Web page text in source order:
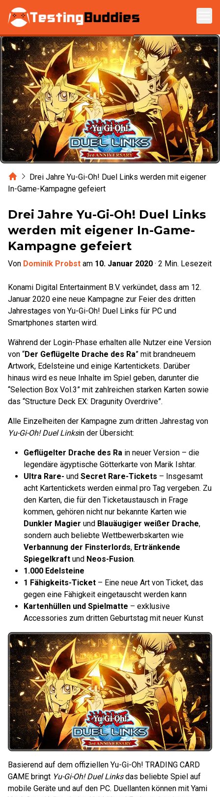
Zum Hauptinhalt springen
HomeDrei Jahre Yu-Gi-Oh! Duel Links werden mit eigener
In-Game-Kampagne gefeiert
Drei Jahre Yu-Gi-Oh! Duel Links
werden mit eigener In-Game-
Kampagne gefeiert
Von Dominik Probst am 10. Januar 2020 · 2 Min. Lesezeit
Konami Digital Entertainment B.V. verkündet, dass am 12.
Januar 2020 eine neue Kampagne zur Feier des dritten
Jahrestages von Yu-Gi-Oh! Duel Links für PC und
Smartphones starten wird.
Während der Login-Phase erhalten alle Nutzer eine Version
von “Der Geflügelte Drache des Ra” mit brandneuem
Artwork, Edelsteine und einige Kartentickets. Darüber
hinaus wird es neue Inhalte im Spiel geben, darunter die
“Selection Box Vol.3” mit zahlreichen starken Karten sowie
das “Structure Deck EX: Dragunity Overdrive”.
Alle Einzelheiten der Kampagne zum dritten Jahrestag von
Yu-Gi-Oh! Duel Linksin der Übersicht:
Geflügelter Drache des Ra in neuer Version – die
legendäre ägyptische Götterkarte von Marik Ishtar.
Ultra Rare- und Secret Rare-Tickets – Insgesamt
acht Kartentickets werden einmal pro Tag vergeben. Zu
den Karten, die für den Ticketaustausch in Frage
kommen, gehören nicht nur bekannte Karten wie
Dunkler Magier und Blauäugiger weißer Drache,
sondern auch beliebte Wettbewerbskarten wie
Verbannung der Finsterlords, Ertränkende
Spiegelkraft und Neos-Fusion.
1.000 Edelsteine
1 Fähigkeits-Ticket – Eine neue Art von Ticket, das
gegen eine Fähigkeit eingetauscht werden kann
Kartenhüllen und Spielmatte – exklusive
Accessories zum dritten Geburtstag mit neuer Kunst
Basierend auf dem offiziellen Yu-Gi-Oh! TRADING CARD
GAME bringt Yu-Gi-Oh! Duel Linksdas beliebte Spiel auf
mobile Geräte und auf den PC. Duellanten können mit Yami